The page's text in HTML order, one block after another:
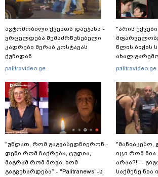
ავტომობილი ქვეითს დაეჯახა -
ვრცელდება შემაძრწუნებელი
კადრები მერაბ კოსტავას
ქუჩიდან
palitravideo.ge
"უნდათ, რომ გაგვაბედნიერონ -
დენი რომ ჩაქრება, ცუდია,
მაგრამ რომ მოვა, ხომ
გაგვეხარდება“ - "Palitranews"-ს
"არის
წლის ბიჭის
ახალ
palitravideo.ge
"მანიაკებო,
იცი რომ
არაა?!" -
საქმეზე ნია